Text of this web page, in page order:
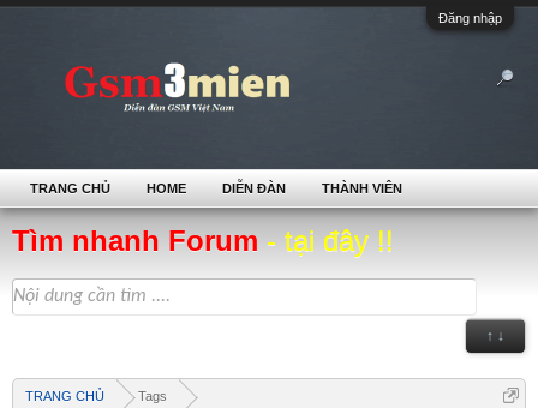
Đăng nhập
Tìm nhanh Forum - tại đây !!
↑ ↓
TRANG CHỦ Tags
TRANG CHỦ HOME DIỄN ĐÀN THÀNH VIÊN